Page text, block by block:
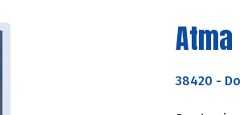
Atma
38420 -